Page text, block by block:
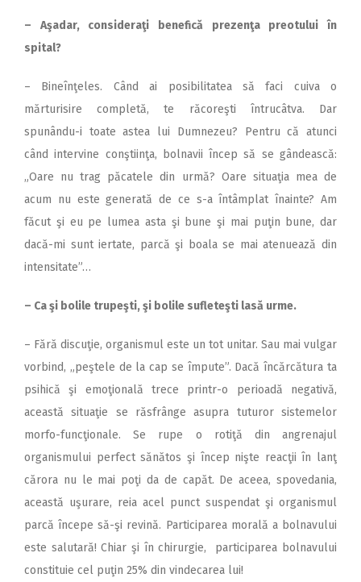
– Aşadar, consideraţi benefică prezenţa preotului în
spital?
– Bineînţeles. Când ai posibilitatea să faci cuiva o
mărturisire completă, te răcoreşti întrucâtva. Dar
spunându-i toate astea lui Dumnezeu? Pentru că atunci
când intervine conştiinţa, bolnavii încep să se gândească:
„Oare nu trag păcatele din urmă? Oare situaţia mea de
acum nu este generată de ce s-a întâmplat înainte? Am
făcut şi eu pe lumea asta şi bune şi mai puţin bune, dar
dacă-mi sunt iertate, parcă şi boala se mai atenuează din
intensitate”…
– Ca şi bolile trupeşti, şi bolile sufleteşti lasă urme.
– Fără discuţie, organismul este un tot unitar. Sau mai vulgar
vorbind, „peştele de la cap se împute”. Dacă încărcătura ta
psihică şi emoţională trece printr-o perioadă negativă,
această situaţie se răsfrânge asupra tuturor sistemelor
morfo-funcţionale. Se rupe o rotiţă din angrenajul
organismului perfect sănătos şi încep nişte reacţii în lanţ
cărora nu le mai poţi da de capăt. De aceea, spovedania,
această uşurare, reia acel punct suspendat şi organismul
parcă începe să-şi revină. Participarea morală a bolnavului
este salutară! Chiar şi în chirurgie, participarea bolnavului
constituie cel puţin 25% din vindecarea lui!